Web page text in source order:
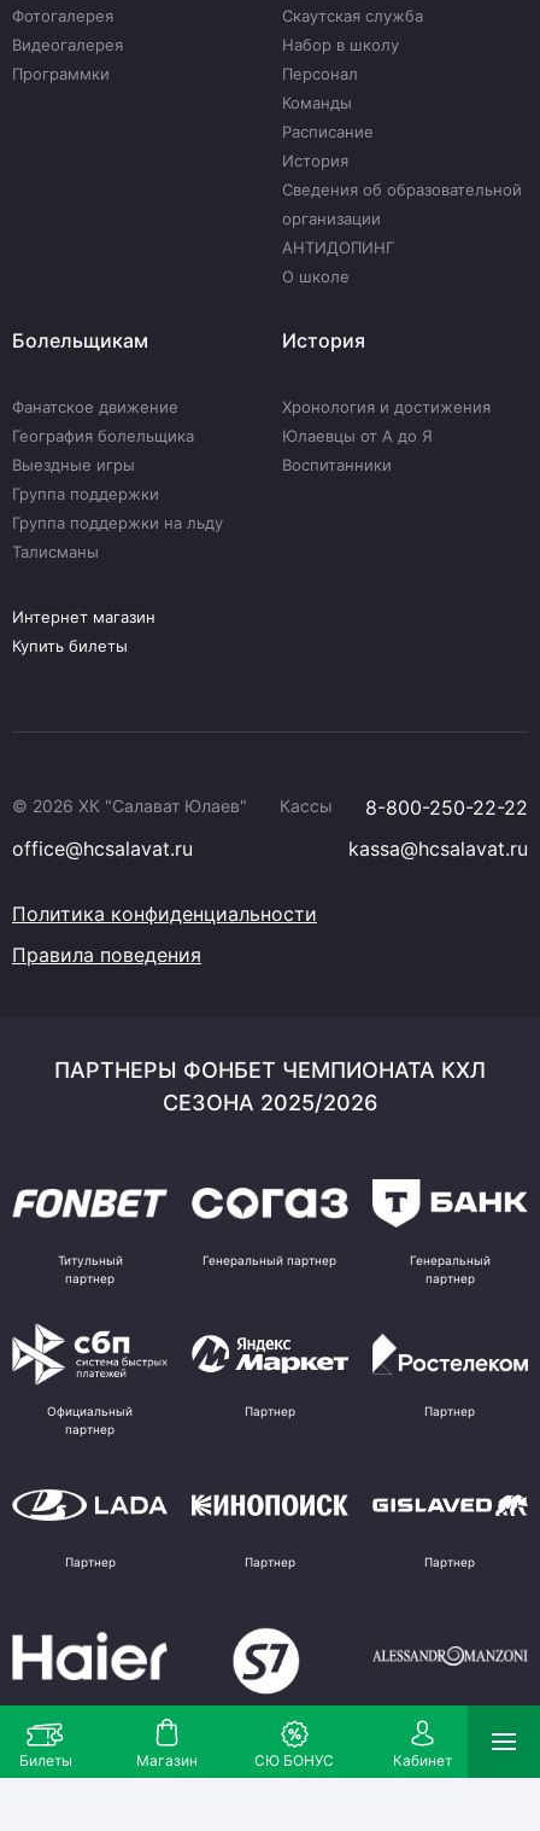
Билеты Магазин СЮ БОНУС Кабинет
Фотогалерея
Видеогалерея
Программки
Скаутская служба
Набор в школу
Персонал
Команды
Расписание
История
Сведения об образовательной
организации
АНТИДОПИНГ
О школе
Болельщикам
Фанатское движение
География болельщика
Выездные игры
Группа поддержки
Группа поддержки на льду
Талисманы
История
Хронология и достижения
Юлаевцы от А до Я
Воспитанники
Интернет магазин
Купить билеты
© 2026 ХК "Салават Юлаев" Кассы
8-800-250-22-22
office@hcsalavat.ru
kassa@hcsalavat.ru
Политика конфиденциальности
Правила поведения
ПАРТНЕРЫ ФОНБЕТ ЧЕМПИОНАТА КХЛ
СЕЗОНА 2025/2026
Титульный
партнер
Генеральный партнер
Генеральный
партнер
Официальный
партнер
Партнер Партнер
Партнер Партнер Партнер